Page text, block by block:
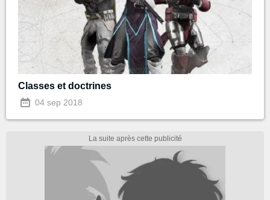
Classes et doctrines
04 sep 2018